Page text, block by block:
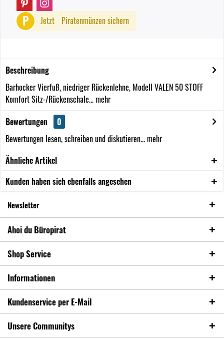
P Jetzt Piratenmünzen sichern
Beschreibung
Barhocker Vierfuß, niedriger Rückenlehne, Modell VALEN 50 STOFF
Komfort Sitz-/Rückenschale...mehr
Bewertungen
0
Bewertungen lesen, schreiben und diskutieren...mehr
Ähnliche Artikel
Kunden haben sich ebenfalls angesehen
Newsletter
Ahoi du Büropirat
Shop Service
Informationen
Kundenservice per E-Mail
Unsere Communitys